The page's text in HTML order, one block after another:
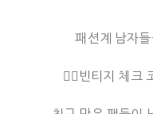
패션계 남자
👉🏻빈티지 체크